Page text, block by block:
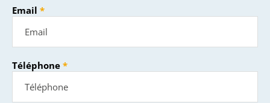
Email
Téléphone